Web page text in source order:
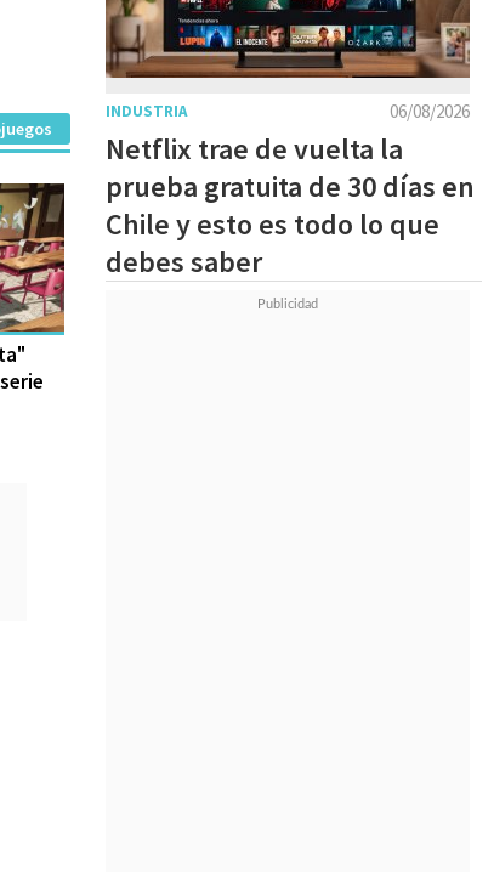
06/08/2026
INDUSTRIA
Netflix trae de vuelta la
prueba gratuita de 30 días en
Chile y esto es todo lo que
debes saber